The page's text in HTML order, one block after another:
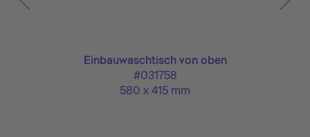
Einbauwaschtisch von oben
#031758
580 x 415 mm